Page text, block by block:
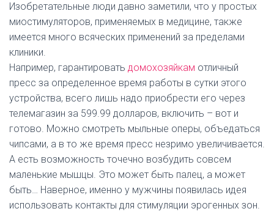
Изобретательные люди давно заметили, что у простых
миостимуляторов, применяемых в медицине, также
имеется много всяческих применений за пределами
клиники.
Например, гарантировать домохозяйкам отличный
пресс за определенное время работы в сутки этого
устройства, всего лишь надо приобрести его через
телемагазин за 599.99 долларов, включить – вот и
готово. Можно смотреть мыльные оперы, объедаться
чипсами, а в то же время пресс незримо увеличивается.
А есть возможность точечно возбудить совсем
маленькие мышцы. Это может быть палец, а может
быть… Наверное, именно у мужчины появилась идея
использовать контакты для стимуляции эрогенных зон.